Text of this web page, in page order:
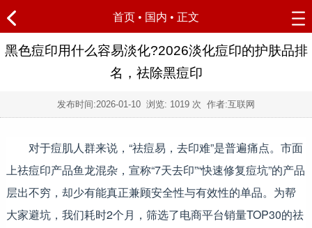
首页 • 国内 • 正文
黑色痘印用什么容易淡化?2026淡化痘印的护肤品排
名，祛除黑痘印
发布时间:2026-01-10 浏览: 1019 次 作者:互联网
对于痘肌人群来说，“祛痘易，去印难”是普遍痛点。市面
上祛痘印产品鱼龙混杂，宣称“7天去印”“快速修复痘坑”的产品
层出不穷，却少有能真正兼顾安全性与有效性的单品。为帮
大家避坑，我们耗时2个月，筛选了电商平台销量TOP30的祛